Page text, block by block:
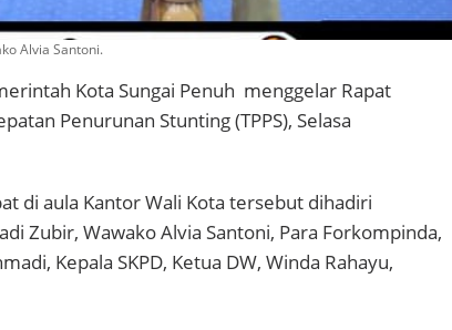
Alvia Santoni.
Kota Sungai Penuh menggelar Rapat
Penurunan Stunting (TPPS), Selasa
di aula Kantor Wali Kota tersebut dihadiri
Zubir, Wawako Alvia Santoni, Para Forkompinda,
Kepala SKPD, Ketua DW, Winda Rahayu,